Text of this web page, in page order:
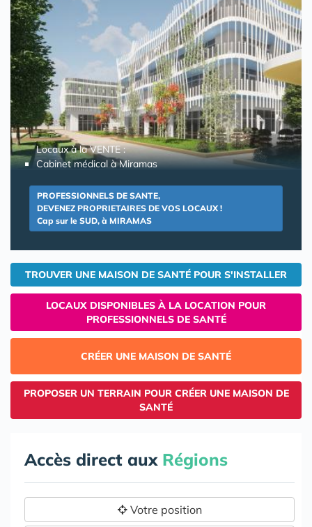
Locaux à la VENTE :
Cabinet médical à Miramas
PROFESSIONNELS DE SANTE,
DEVENEZ PROPRIETAIRES DE VOS LOCAUX !
Cap sur le SUD, à MIRAMAS
TROUVER UNE MAISON DE SANTÉ POUR S'INSTALLER
LOCAUX DISPONIBLES À LA LOCATION POUR
PROFESSIONNELS DE SANTÉ
CRÉER UNE MAISON DE SANTÉ
PROPOSER UN TERRAIN POUR CRÉER UNE MAISON DE
SANTÉ
Accès direct aux Régions
Votre position